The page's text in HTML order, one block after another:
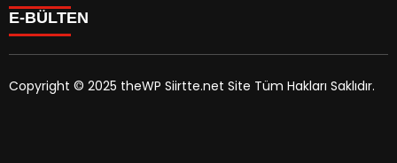
SPOR
Eruh Haberleri
MANSET
SAĞLIK
E-BÜLTEN
Copyright © 2025 theWP Siirtte.net Site Tüm Hakları Saklıdır.